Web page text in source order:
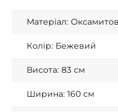
Матеріал:
Колір: Бежевий
Висота: 83 см
Ширина: 160 см